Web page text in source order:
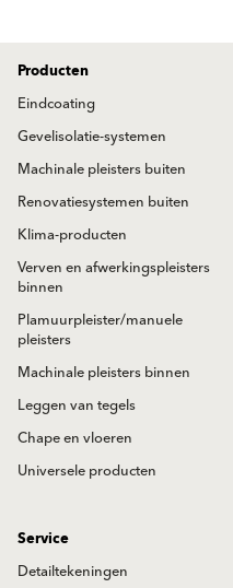
Producten
Eindcoating
Gevelisolatie-systemen
Machinale pleisters buiten
Renovatiesystemen buiten
Klima-producten
Verven en afwerkingspleisters
binnen
Plamuurpleister/manuele
pleisters
Machinale pleisters binnen
Leggen van tegels
Chape en vloeren
Universele producten
Service
Detailtekeningen